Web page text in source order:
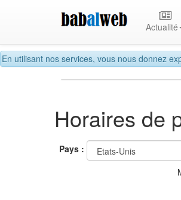
En utilisant nos services, vous nous donnez
Actualité
Horaires de
Pays :